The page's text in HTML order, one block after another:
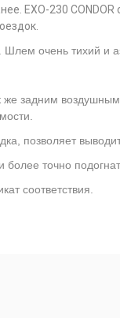
EXO-230 CONDOR
очень тихий и
задним
позволяет
точно
соответствия.